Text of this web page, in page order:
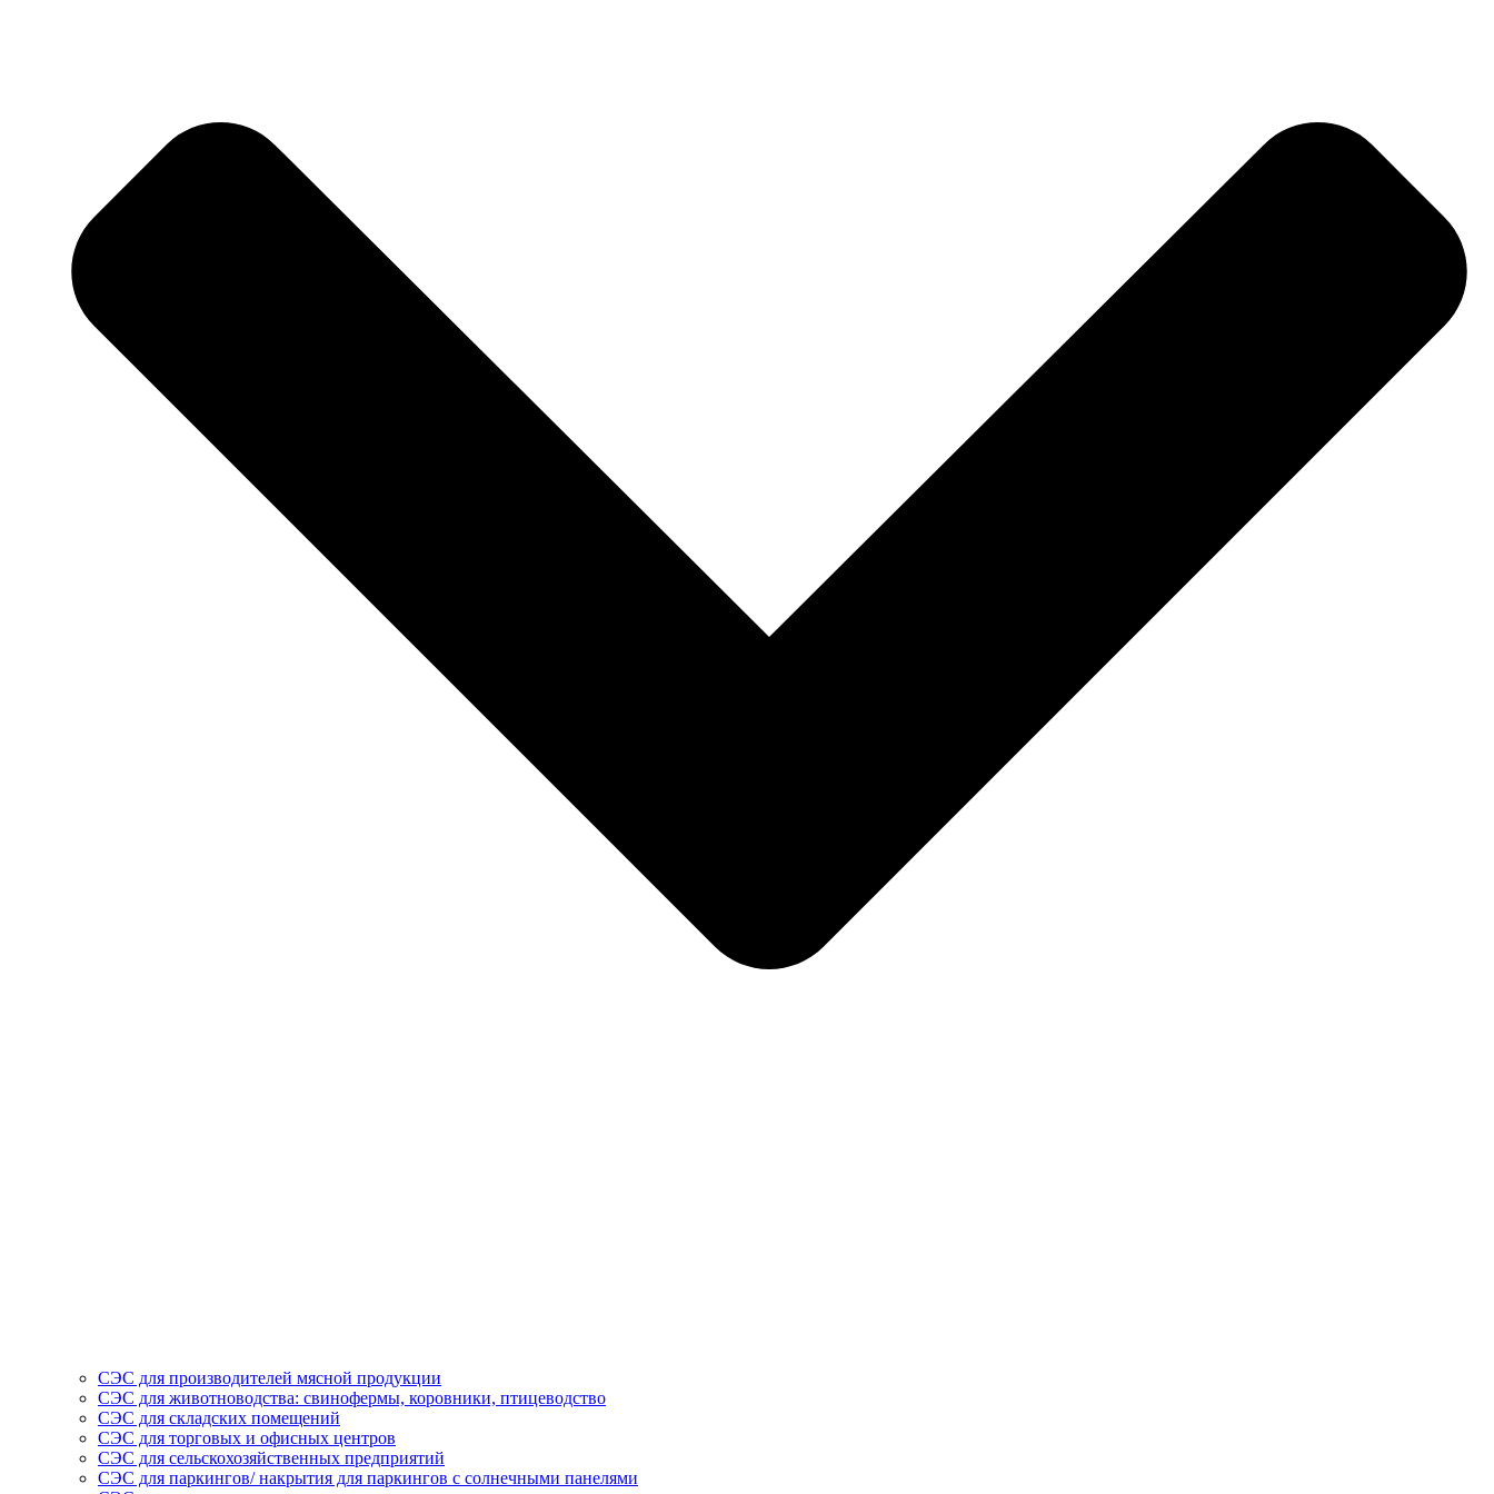
СЭС для производителей мясной продукции
СЭС для животноводства: свинофермы, коровники, птицеводство
СЭС для складских помещений
СЭС для торговых и офисных центров
СЭС для сельскохозяйственных предприятий
СЭС для паркингов/ накрытия для паркингов с солнечными панелями